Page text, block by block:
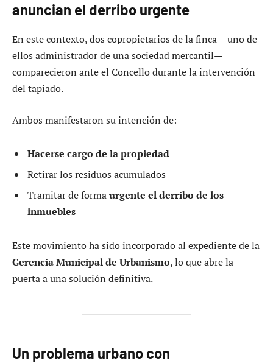
anuncian el derribo urgente
En este contexto, dos copropietarios de la finca —uno de
ellos administrador de una sociedad mercantil—
comparecieron ante el Concello durante la intervención
del tapiado.
Ambos manifestaron su intención de:
Hacerse cargo de la propiedad
Retirar los residuos acumulados
Tramitar de formaurgente el derribo de los
inmuebles
Este movimiento ha sido incorporado al expediente de la
Gerencia Municipal de Urbanismo, lo que abre la
puerta a una solución definitiva.
Un problema urbano con